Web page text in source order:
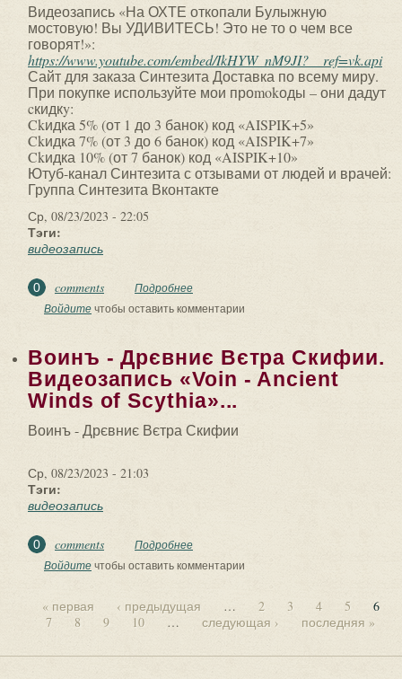
Видеозапись «На ОХТЕ откопали Булыжную
мостовую! Вы УДИВИТЕСЬ! Это не то о чем все
говорят!»:
https://www.youtube.com/embed/IkHYW_nM9JI?__ref=vk.api
Сайт для заказа Синтезита Доставка по всему миру.
При покупке используйте мои проmokоды – они дадут
cкидкy:
Ckидка 5% (от 1 до 3 банок) код «AISPIK+5»
Ckидка 7% (от 3 до 6 банок) код «AISPIK+7»
Ckидка 10% (от 7 банок) код «AISPIK+10»
Ютуб-канал Синтезита с отзывами от людей и врачей:
Группа Синтезита Вконтакте
Ср, 08/23/2023 - 22:05
Тэги:
видеозапись
0 comments Подробнее
Булыжную мостовую! Вы УДИВИТЕСЬ!
Войдитечтобы оставить комментарии
Воинъ - Дрєвниє Вєтра Скифии.
Видеозапись «Voin - Ancient
Winds of Scythia»...
Воинъ - Дрєвниє Вєтра Скифии
Ср, 08/23/2023 - 21:03
Тэги:
видеозапись
0 comments Подробнее
Видеозапись «Voin - Ancient Winds of
Войдитечтобы оставить комментарии
« первая ‹ предыдущая … 2 3 4 5
6
7
8 9 10 … следующая › последняя »